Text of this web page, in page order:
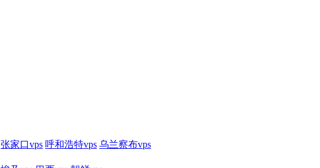
张家口vps 呼和浩特vps 乌兰察布vps